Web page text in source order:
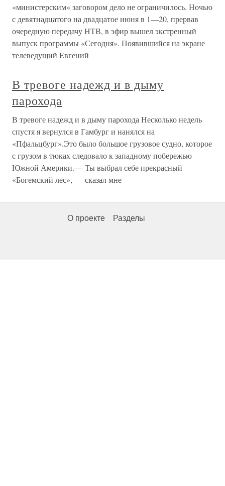
«министерским» заговором дело не ограничилось. Ночью
с девятнадцатого на двадцатое июня в 1—20, прервав
очередную передачу НТВ, в эфир вышел экстренный
выпуск программы «Сегодня». Появившийся на экране
телеведущий Евгений
В тревоге надежд и в дыму
парохода
В тревоге надежд и в дыму парохода Несколько недель
спустя я вернулся в Гамбург и нанялся на
«Пфальцбург».Это было большое грузовое судно, которое
с грузом в тюках следовало к западному побережью
Южной Америки.— Ты выбрал себе прекрасный
«Богемский лес», — сказал мне
О проекте Разделы